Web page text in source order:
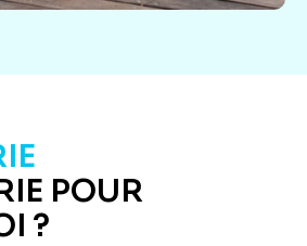
POUR
?